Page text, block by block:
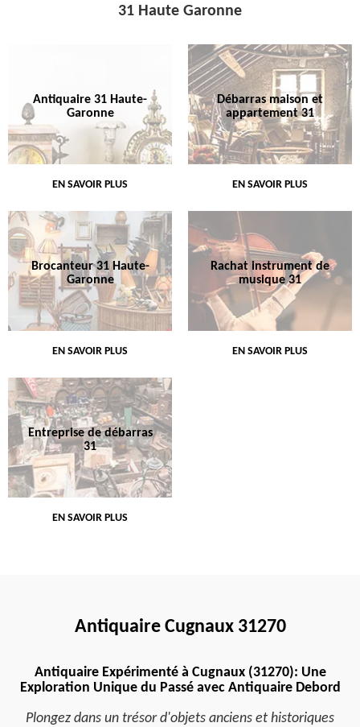
31 Haute Garonne
Antiquaire 31 Haute-
Garonne
EN SAVOIR PLUS
Débarras maison et
appartement 31
EN SAVOIR PLUS
Brocanteur 31 Haute-
Garonne
EN SAVOIR PLUS
Rachat instrument de
musique 31
EN SAVOIR PLUS
Entreprise de débarras
31
EN SAVOIR PLUS
Antiquaire Cugnaux 31270
Antiquaire Expérimenté à Cugnaux (31270): Une
Exploration Unique du Passé avec Antiquaire Debord
Plongez dans un trésor d'objets anciens et historiques